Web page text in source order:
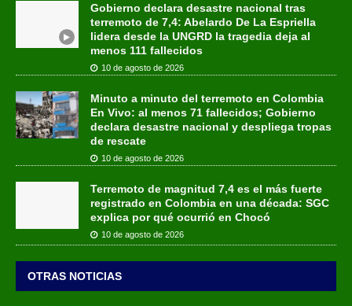
Gobierno declara desastre nacional tras
terremoto de 7,4: Abelardo De La Espriella
lidera desde la UNGRD la tragedia deja al
menos 111 fallecidos
10 de agosto de 2026
Minuto a minuto del terremoto en Colombia
En Vivo: al menos 71 fallecidos; Gobierno
declara desastre nacional y despliega tropas
de rescate
10 de agosto de 2026
Terremoto de magnitud 7,4 es el más fuerte
registrado en Colombia en una década: SGC
explica por qué ocurrió en Chocó
10 de agosto de 2026
OTRAS NOTICIAS